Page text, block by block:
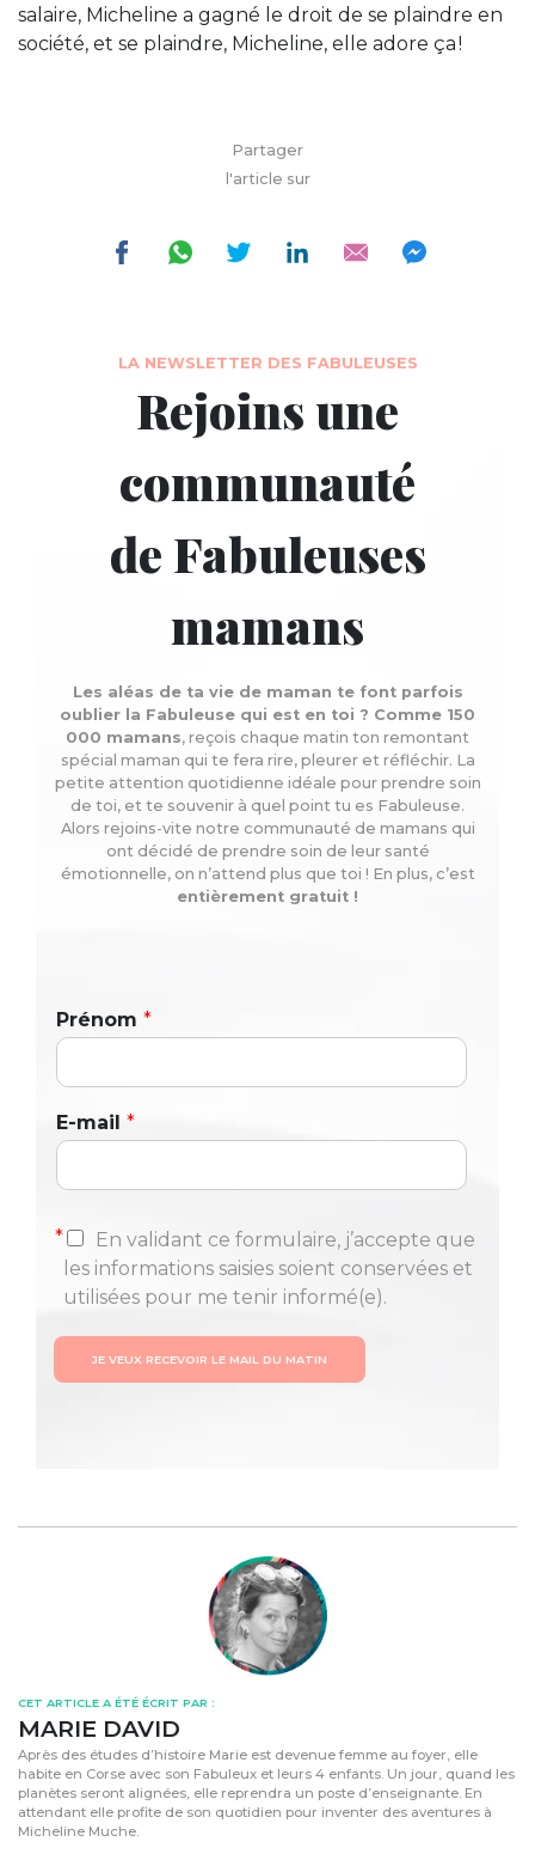
salaire, Micheline a gagné le droit de se plaindre en
société, et se plaindre, Micheline, elle adore ça !
Partager
l'article sur
LA NEWSLETTER DES FABULEUSES
Rejoins une
communauté
de Fabuleuses
mamans
Les aléas de ta vie de maman te font parfois
oublier la Fabuleuse qui est en toi ? Comme 150
000 mamans, reçois chaque matin ton remontant
spécial maman qui te fera rire, pleurer et réfléchir. La
petite attention quotidienne idéale pour prendre soin
de toi, et te souvenir à quel point tu es Fabuleuse.
Alors rejoins-vite notre communauté de mamans qui
ont décidé de prendre soin de leur santé
émotionnelle, on n’attend plus que toi ! En plus, c’est
entièrement gratuit !
Prénom *
E-mail *
*
En validant ce formulaire, j’accepte que
les informations saisies soient conservées et
utilisées pour me tenir informé(e).
JE VEUX RECEVOIR LE MAIL DU MATIN
CET ARTICLE A ÉTÉ ÉCRIT PAR :
MARIE DAVID
Après des études d’histoire Marie est devenue femme au foyer, elle
habite en Corse avec son Fabuleux et leurs 4 enfants. Un jour, quand les
planètes seront alignées, elle reprendra un poste d’enseignante. En
attendant elle profite de son quotidien pour inventer des aventures à
Micheline Muche.